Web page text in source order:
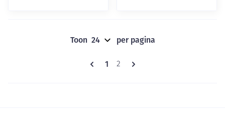
Pagina's
U lees momenteel pagina
1 Pagina
2
Toon per pagina